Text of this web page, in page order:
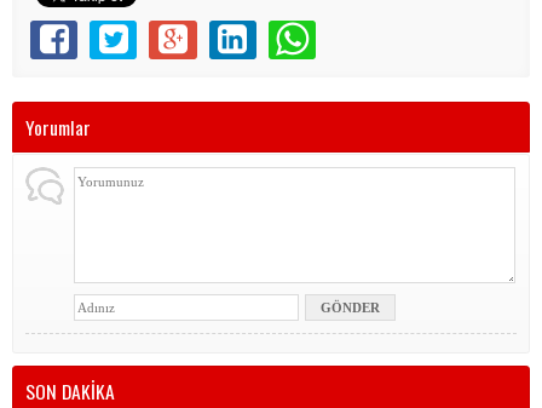
Yorumlar
SON DAKİKA